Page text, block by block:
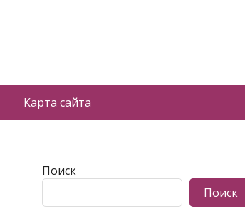
Карта сайта
Поиск
Поиск